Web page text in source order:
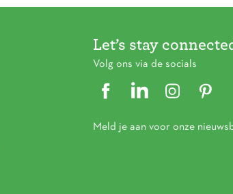
Let’s stay
Volg ons via de socials
Meld je aan voor onze